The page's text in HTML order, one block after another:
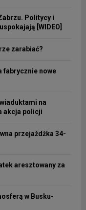
Politycy i
[WIDEO]
zarabiać?
fabrycznie nowe
na
akcja policji
przejażdżka 34-
aresztowany za
w Busku-